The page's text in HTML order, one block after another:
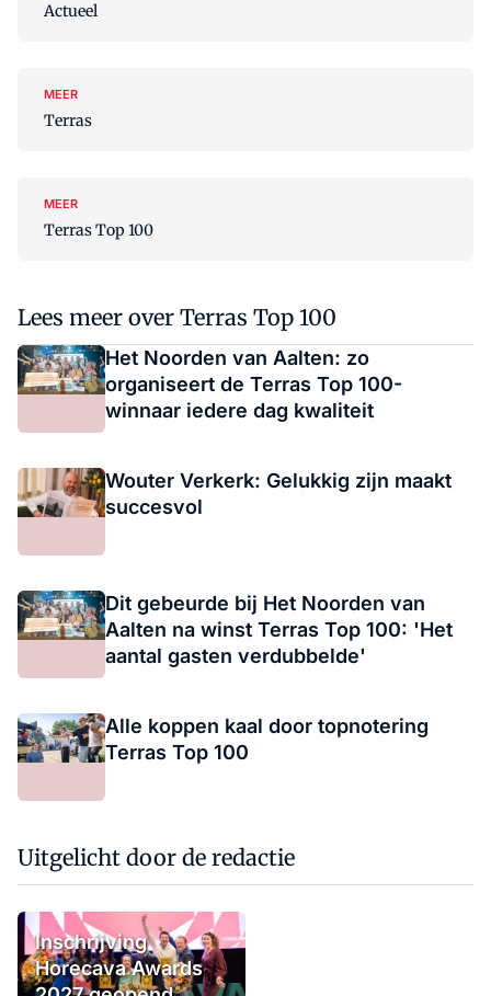
Actueel
MEER
Terras
MEER
Terras Top 100
Lees meer over Terras Top 100
Het Noorden van Aalten: zo
organiseert de Terras Top 100-
winnaar iedere dag kwaliteit
Wouter Verkerk: Gelukkig zijn maakt
succesvol
Dit gebeurde bij Het Noorden van
Aalten na winst Terras Top 100: 'Het
aantal gasten verdubbelde'
Alle koppen kaal door topnotering
Terras Top 100
Uitgelicht door de redactie
Inschrijving
Horecava Awards